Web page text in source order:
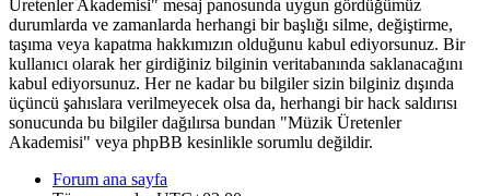
Üretenler Akademisi" mesaj panosunda uygun gördüğümüz
durumlarda ve zamanlarda herhangi bir başlığı silme, değiştirme,
taşıma veya kapatma hakkımızın olduğunu kabul ediyorsunuz. Bir
kullanıcı olarak her girdiğiniz bilginin veritabanında saklanacağını
kabul ediyorsunuz. Her ne kadar bu bilgiler sizin bilginiz dışında
üçüncü şahıslara verilmeyecek olsa da, herhangi bir hack saldırısı
sonucunda bu bilgiler dağılırsa bundan "Müzik Üretenler
Akademisi" veya phpBB kesinlikle sorumlu değildir.
Forum ana sayfa